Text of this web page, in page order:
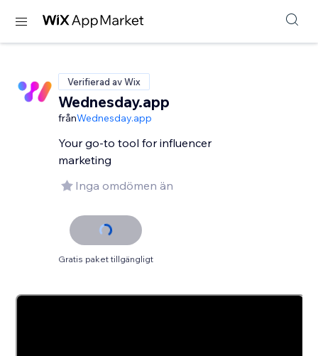
Verifierad av Wix
Wednesday.app
frånWednesday.app
Your go-to tool for influencer
marketing
Inga omdömen än
Gratis paket tillgängligt